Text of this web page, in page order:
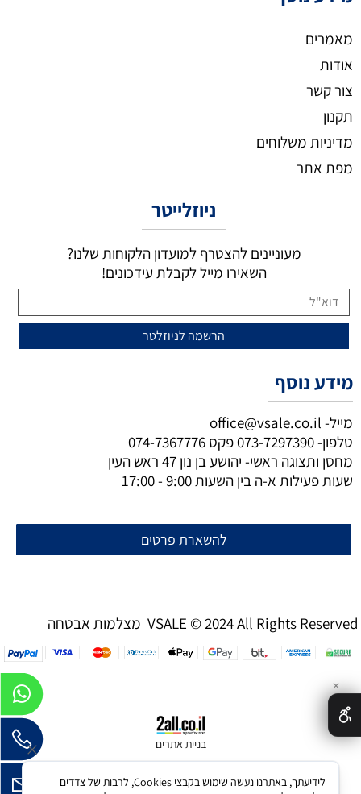
מאמרים
אודות
צור קשר
תקנון
מדיניות משלוחים
מפת אתר
ניוזלייטר
מעוניינים להצטרף למועדון הלקוחות שלנו?
השאירו מייל לקבלת עידכונים!
מידע נוסף
מייל- office@vsale.co.il
טלפון-073-7297390פקס 074-7367776
מחסן ותצוגה ראשי- יהושע בן נון 47 ראש העין
שעות פעילות א-ה בין השעות 9:00 - 17:00
להשארת פרטים
מצלמות אבטחה VSALE © 2024 All Rights Reserved
בניית אתרים
✕
לידיעתך, באתרנו נעשה שימוש בקבצי Cookies, לרבות של צדדים